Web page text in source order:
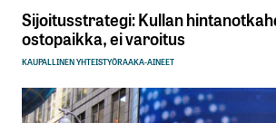
Sijoitusstrategi: Kullan
ostopaikka, ei varoitus
KAUPALLINEN YHTEISTYÖRAAKA-AINEET